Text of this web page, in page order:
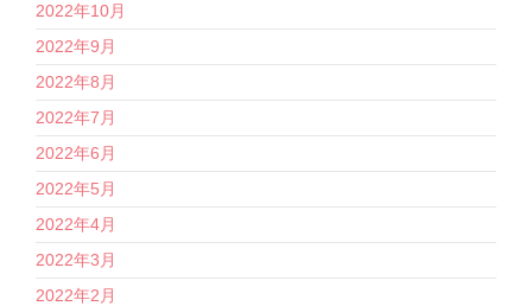
2022年10月
2022年9月
2022年8月
2022年7月
2022年6月
2022年5月
2022年4月
2022年3月
2022年2月